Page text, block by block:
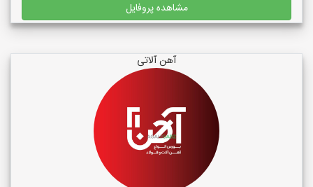
مشاهده پروفایل
آهن آلاتی